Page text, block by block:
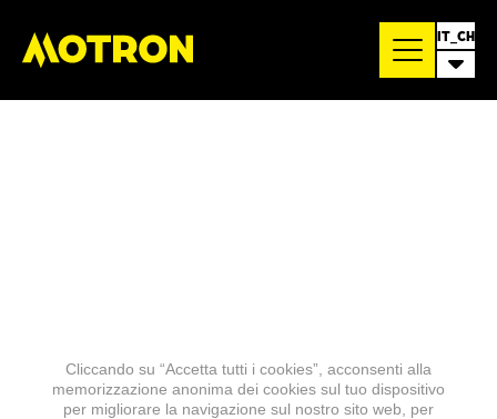
IT_CH
Cliccando su “Accetta tutti i cookies”, acconsenti alla
memorizzazione anonima dei cookies sul tuo dispositivo
per migliorare la navigazione sul nostro sito web, per